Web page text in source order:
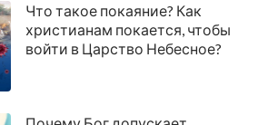
Что такое покаяние? Как
христианам покается, чтобы
войти в Царство Небесное?